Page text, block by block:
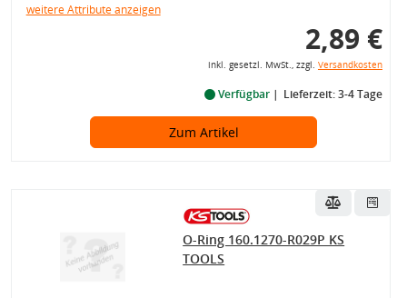
weitere Attribute anzeigen
2,89 €
inkl. gesetzl. MwSt., zzgl. Versandkosten
Verfügbar Lieferzeit: 3-4 Tage
Zum Artikel
O-Ring 160.1270-R029P KS
TOOLS